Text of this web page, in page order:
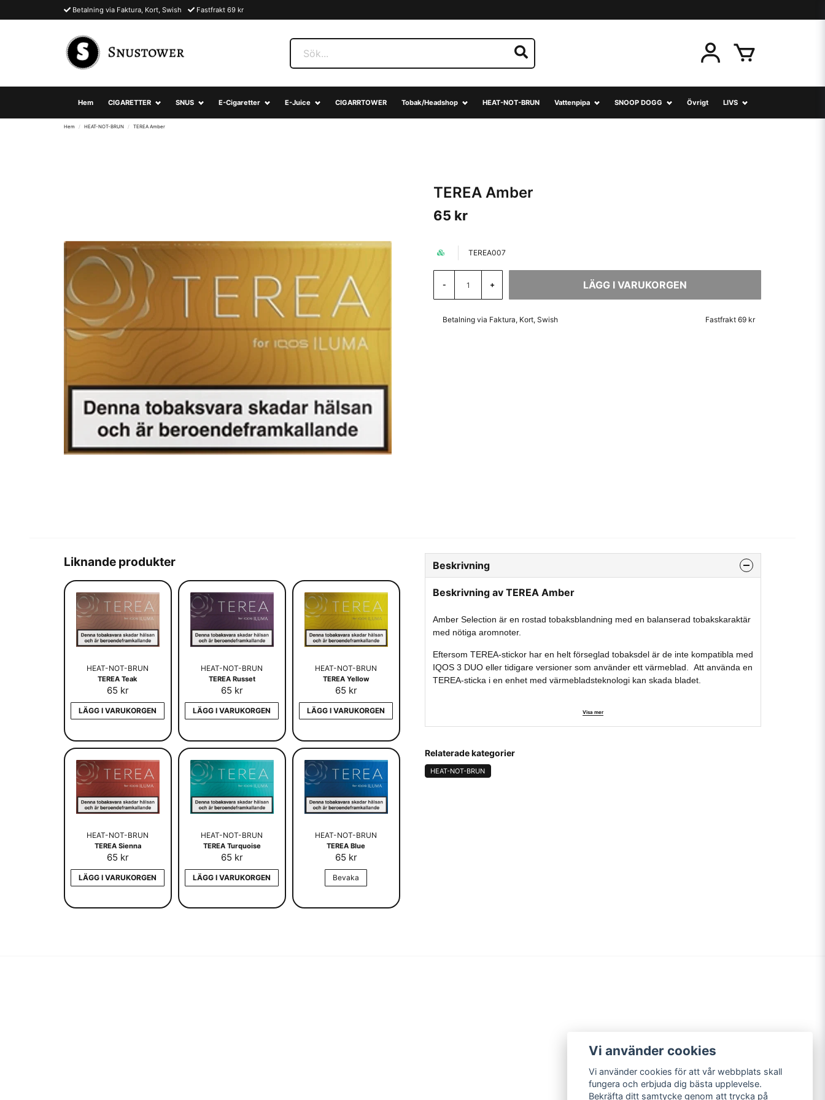
Betalning via Faktura, Kort, Swish Fastfrakt 69 kr
Hem CIGARETTER SNUS E-Cigaretter E-Juice CIGARRTOWER Tobak/Headshop HEAT-NOT-BRUN Vattenpipa SNOOP DOGG Övrigt LIVS
Hem HEAT-NOT-BRUN TEREA Amber
TEREA Amber
65 kr
TEREA007
- + LÄGG I VARUKORGEN
Betalning via Faktura, Kort, Swish Fastfrakt 69 kr
Liknande produkter
HEAT-NOT-BRUN
TEREA Teak
65 kr
LÄGG I VARUKORGEN
HEAT-NOT-BRUN
TEREA Russet
65 kr
LÄGG I VARUKORGEN
HEAT-NOT-BRUN
TEREA Yellow
65 kr
LÄGG I VARUKORGEN
HEAT-NOT-BRUN
TEREA Sienna
65 kr
LÄGG I VARUKORGEN
HEAT-NOT-BRUN
TEREA Turquoise
65 kr
LÄGG I VARUKORGEN
HEAT-NOT-BRUN
TEREA Blue
65 kr
Bevaka
Beskrivning
Beskrivning av TEREA Amber
Amber Selection är en rostad tobaksblandning med en balanserad tobakskaraktär
med nötiga aromnoter.
Eftersom TEREA-stickor har en helt förseglad tobaksdel är de inte kompatibla med
IQOS 3 DUO eller tidigare versioner som använder ett värmeblad. Att använda en
TEREA-sticka i en enhet med värmebladsteknologi kan skada bladet.
Visa mer
Relaterade kategorier
HEAT-NOT-BRUN
Vi använder cookies
Vi använder cookies för att vår webbplats skall
fungera och erbjuda dig bästa upplevelse.
Bekräfta ditt samtycke genom att trycka på